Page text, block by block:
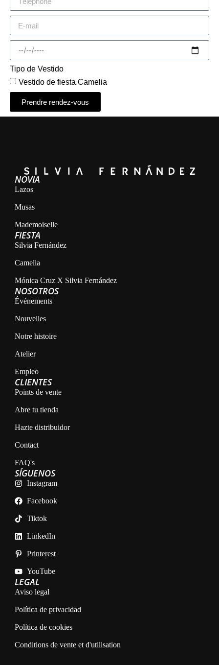
Tipo de Vestido
Vestido de fiesta Camelia
Prendre rendez-vous
Alternative:
NOVIA
Lazos
Musas
Mademoiselle
FIESTA
Silvia Fernández
Camelia
Mónica Cruz X Silvia Fernández
NOSOTROS
Événements
Nouvelles
Notre histoire
Atelier
Empleo
CLIENTES
Points de vente
Abre tu tienda
Hazte distribuidor
Contact
FAQ's
LEGAL
Aviso legal
Política de privacidad
Política de cookies
Conditions de vente et d'utilisation
SÍGUENOS
Instagram
Facebook
Tiktok
LinkedIn
Printerest
YouTube